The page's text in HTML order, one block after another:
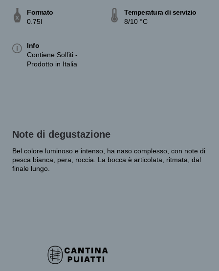
Formato
0.75l
Temperatura di servizio
8/10 °C
Info
Contiene Solfiti -
Prodotto in Italia
Note di degustazione
Bel colore luminoso e intenso, ha naso complesso, con note di
pesca bianca, pera, roccia. La bocca è articolata, ritmata, dal
finale lungo.